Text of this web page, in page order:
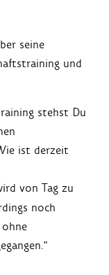
seine
und
stehst Du
ist derzeit
von Tag zu
noch